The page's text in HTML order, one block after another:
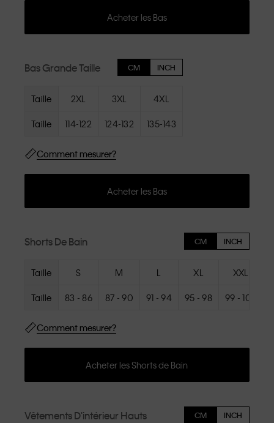
Acheter les Bas
Bas Grande Taille CM INCH
Taille 2XL 3XL 4XL
Taille 114-122 124-132 135-143
Comment mesurer?
Acheter les Bas
Shorts De Bain CM INCH
Taille S M L XL XXL
Taille 83 - 86 87 - 90 91 - 94 95 - 98 99 - 102
Comment mesurer?
Acheter les Shorts de Bain
Vêtements D'intérieur Hauts CM INCH